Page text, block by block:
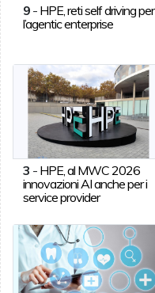
9- HPE, reti self driving per
l’agentic enterprise
3 - HPE, al MWC 2026
innovazioni AI anche per i
service provider